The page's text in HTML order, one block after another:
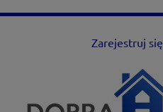
Zarejestruj się